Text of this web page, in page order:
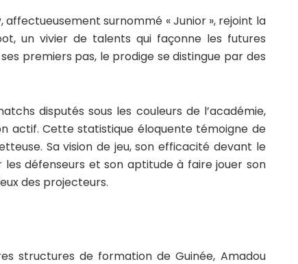
affectueusement surnommé « Junior », rejoint la
un vivier de talents qui façonne les futures
premiers pas, le prodige se distingue par des
disputés sous les couleurs de l’académie,
actif. Cette statistique éloquente témoigne de
Sa vision de jeu, son efficacité devant le
défenseurs et son aptitude à faire jouer son
des projecteurs.
structures de formation de Guinée, Amadou